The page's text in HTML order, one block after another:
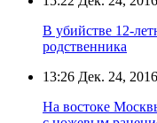
В убийстве 12-
родственника
13:26 Дек. 24, 2016
На востоке